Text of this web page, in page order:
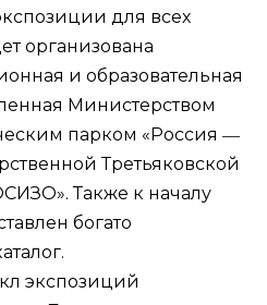
для всех
организована
и образовательная
Министерством
парком «Россия ―
Третьяковской
Также к началу
богато
экспозиций